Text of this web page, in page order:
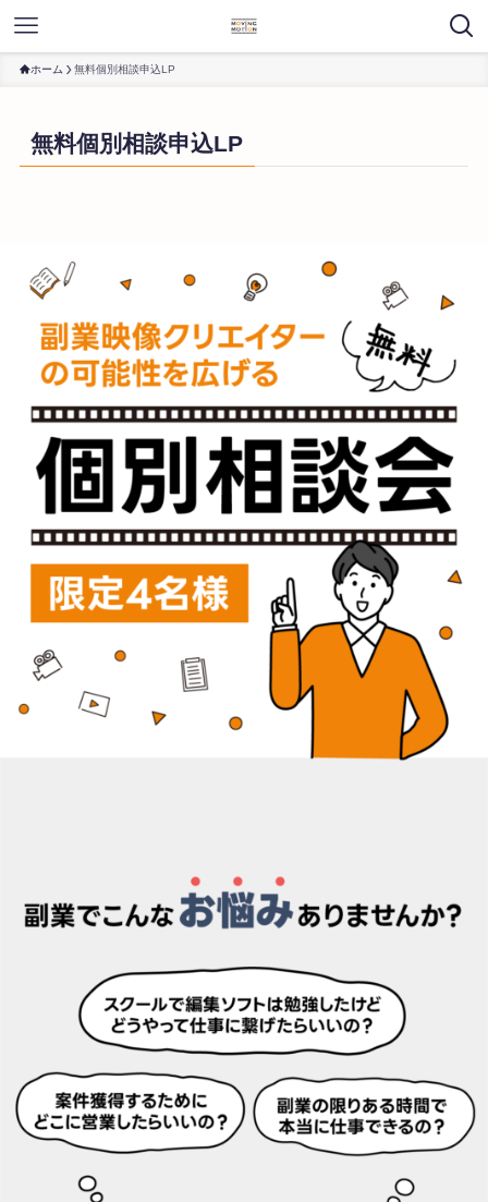
ホーム 無料個別相談申込LP
無料個別相談申込LP